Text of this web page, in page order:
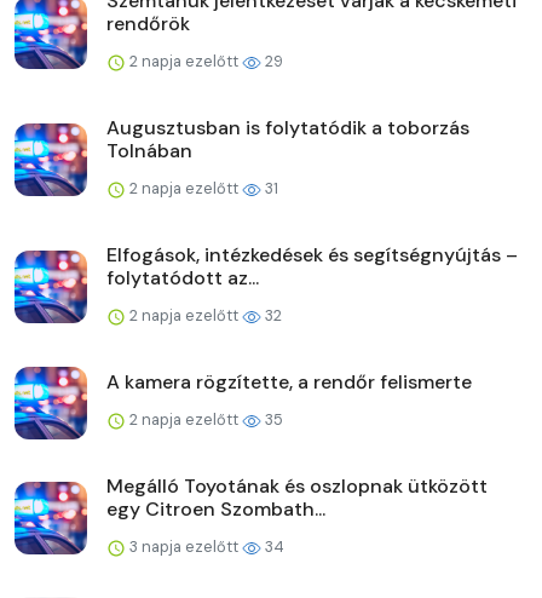
rendőrök
2 napja ezelőtt 29
Augusztusban is folytatódik a toborzás
Tolnában
2 napja ezelőtt 31
Elfogások, intézkedések és segítségnyújtás –
folytatódott az...
2 napja ezelőtt 32
A kamera rögzítette, a rendőr felismerte
2 napja ezelőtt 35
Megálló Toyotának és oszlopnak ütközött
egy Citroen Szombath...
3 napja ezelőtt 34